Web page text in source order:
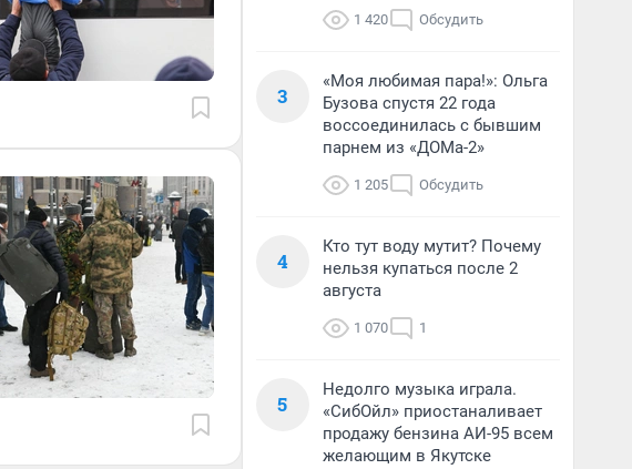
1 420 Обсудить
3
«Моя любимая пара!»: Ольга
Бузова спустя 22 года
воссоединилась с бывшим
парнем из «ДОМа-2»
1 205 Обсудить
4
Кто тут воду мутит? Почему
нельзя купаться после 2
августа
1 070 1
5
Недолго музыка играла.
«СибОйл» приостаналивает
продажу бензина АИ-95 всем
желающим в Якутске